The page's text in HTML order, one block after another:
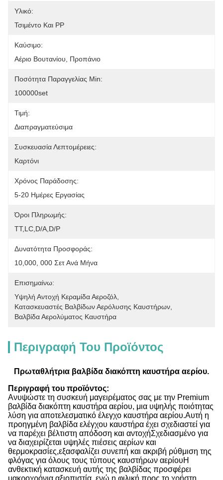
Υλικό:
Τσιμέντο Και PP
Καύσιμο:
Αέριο Βουτανίου, Προπάνιο
Ποσότητα Παραγγελίας Min:
100000set
Τιμή:
Διαπραγματεύσιμα
Συσκευασία Λεπτομέρειες:
Καρτόνι
Χρόνος Παράδοσης:
5-20 Ημέρες Εργασίας
Όροι Πληρωμής:
ΤΤ,LC,D/A,D/P
Δυνατότητα Προσφοράς:
10,000, 000 Σετ Ανά Μήνα
Επισημαίνω:
Υψηλή Αντοχή Κεραμίδα Αεροζόλ
Κατασκευαστές Βαλβίδων Αερόλυσης Καυστήρων
Βαλβίδα Αερολύματος Καυστήρα
Περιγραφή Του Προϊόντος
Πρωταθλήτρια βαλβίδα διακόπτη καυστήρα αερίου.
Περιγραφή του προϊόντος:
Ανυψώστε τη συσκευή μαγειρέματος σας με την Premium
βαλβίδα διακόπτη καυστήρα αερίου, μια υψηλής ποιότητας
λύση για αποτελεσματικό έλεγχο καυστήρα αερίου.Αυτή η
προηγμένη βαλβίδα ελέγχου καυστήρα έχει σχεδιαστεί για
να παρέχει βέλτιστη απόδοση και αντοχήΣχεδιασμένο για
να διαχειρίζεται υψηλές πιέσεις αερίων και
θερμοκρασίες,εξασφαλίζει συνεπή και ακριβή ρύθμιση της
φλόγας για όλους τους τύπους καυστήρων αερίουΗ
ανθεκτική κατασκευή αυτής της βαλβίδας προσφέρει
μακροχρόνια αξιοπιστία, ενώ η φιλική προς το χρήστη